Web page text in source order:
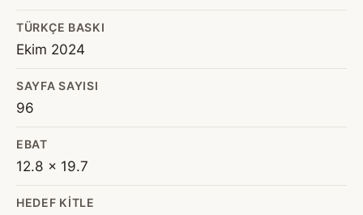
TÜRKÇE BASKI
Ekim 2024
SAYFA SAYISI
96
EBAT
12.8 x 19.7
HEDEF KITLE